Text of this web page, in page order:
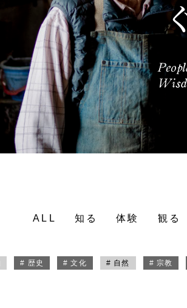
ALL 知る 体験 観る
# 歴史 # 文化 # 自然 # 宗教